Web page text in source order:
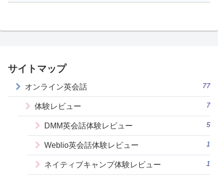
サイトマップ
オンライン英会話 77
体験レビュー 7
DMM英会話体験レビュー 5
Weblio英会話体験レビュー 1
ネイティブキャンプ体験レビュー 1